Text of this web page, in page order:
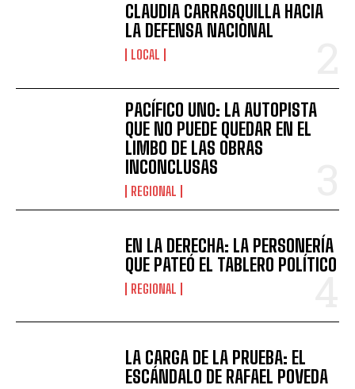
CLAUDIA CARRASQUILLA HACIA
LA DEFENSA NACIONAL
LOCAL
PACÍFICO UNO: LA AUTOPISTA
QUE NO PUEDE QUEDAR EN EL
LIMBO DE LAS OBRAS
INCONCLUSAS
REGIONAL
EN LA DERECHA: LA PERSONERÍA
QUE PATEÓ EL TABLERO POLÍTICO
REGIONAL
LA CARGA DE LA PRUEBA: EL
ESCÁNDALO DE RAFAEL POVEDA